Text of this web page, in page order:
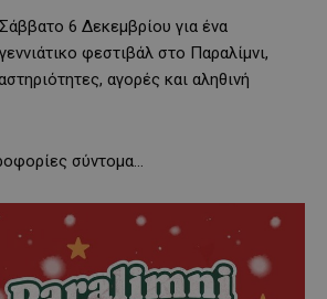
6 Δεκεμβρίου για ένα
φεστιβάλ στο Παραλίμνι,
αγορές και αληθινή
σύντομα…